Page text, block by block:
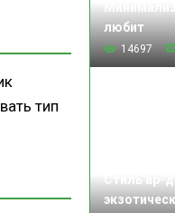
любит
14697
тип